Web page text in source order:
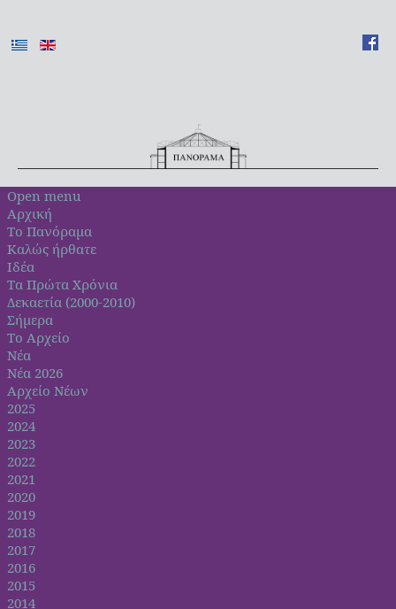
Open menu
Αρχική
Το Πανόραμα
Καλώς ήρθατε
Ιδέα
Τα Πρώτα Χρόνια
Δεκαετία (2000-2010)
Σήμερα
Το Αρχείο
Νέα
Νέα 2026
Αρχείο Νέων
2025
2024
2023
2022
2021
2020
2019
2018
2017
2016
2015
2014